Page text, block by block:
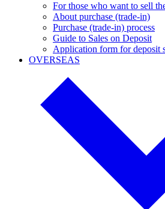
For those who want to sell
About purchase (trade-in)
Purchase (trade-in) process
Guide to Sales on Deposit
Application form for deposit
OVERSEAS